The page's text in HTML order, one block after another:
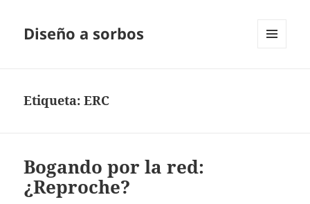
Diseño a sorbos
Etiqueta:ERC
Bogando por la red:
¿Reproche?